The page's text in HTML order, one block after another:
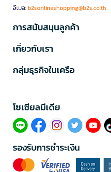
อีเมล:b2sonlineshopping@b2s.co.th
การสนับสนุนลูกค้า
เกี่ยวกับเรา
กลุ่มธุรกิจในเครือ
โซเซียลมีเดีย​
รองรับการชำระเงิน